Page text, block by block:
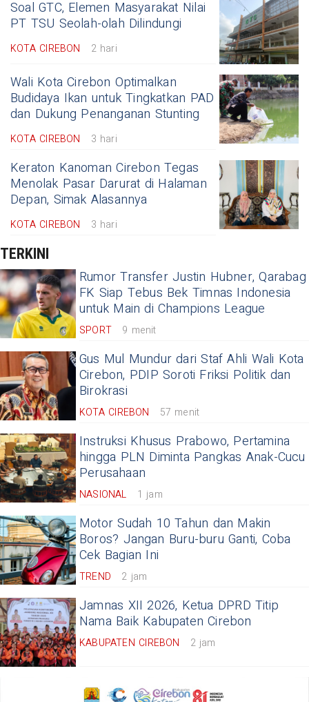
Soal GTC, Elemen Masyarakat Nilai
PT TSU Seolah-olah Dilindungi
KOTA CIREBON 2 hari
Wali Kota Cirebon Optimalkan
Budidaya Ikan untuk Tingkatkan PAD
dan Dukung Penanganan Stunting
KOTA CIREBON 3 hari
Keraton Kanoman Cirebon Tegas
Menolak Pasar Darurat di Halaman
Depan, Simak Alasannya
KOTA CIREBON 3 hari
TERKINI
Rumor Transfer Justin Hubner, Qarabag
FK Siap Tebus Bek Timnas Indonesia
untuk Main di Champions League
SPORT 9 menit
Gus Mul Mundur dari Staf Ahli Wali Kota
Cirebon, PDIP Soroti Friksi Politik dan
Birokrasi
KOTA CIREBON 57 menit
Instruksi Khusus Prabowo, Pertamina
hingga PLN Diminta Pangkas Anak-Cucu
Perusahaan
NASIONAL 1 jam
Motor Sudah 10 Tahun dan Makin
Boros? Jangan Buru-buru Ganti, Coba
Cek Bagian Ini
TREND 2 jam
Jamnas XII 2026, Ketua DPRD Titip
Nama Baik Kabupaten Cirebon
KABUPATEN CIREBON 2 jam